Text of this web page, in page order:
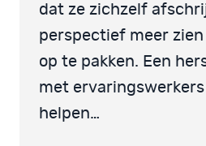
dat ze zichzelf
perspectief meer
op te pakken. Een
met ervaringswerkers
helpen…